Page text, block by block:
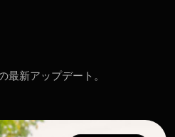
新アップデート。